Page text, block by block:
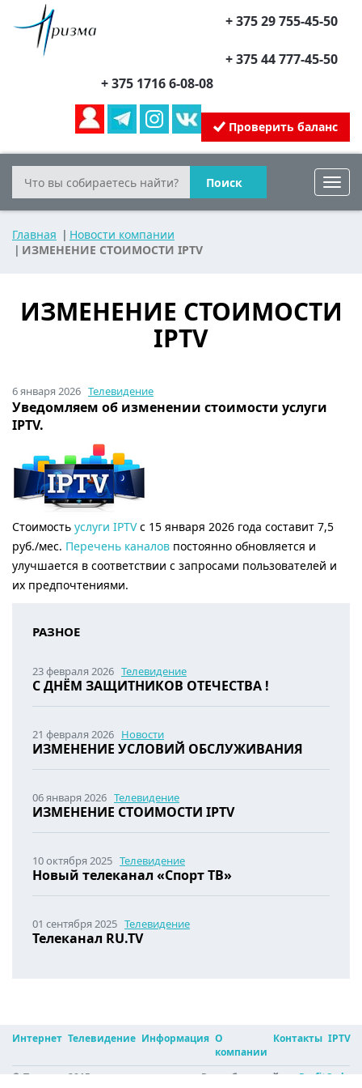
+ 375 29 755-45-50
+ 375 44 777-45-50
+ 375 1716 6-08-08
Проверить баланс
Поиск
Главная
Новости компании
ИЗМЕНЕНИЕ СТОИМОСТИ IPTV
ИЗМЕНЕНИЕ СТОИМОСТИ
IPTV
6 января 2026 Телевидение
Уведомляем об изменении стоимости услуги
IPTV.
Стоимость услуги IPTVс 15 января 2026 года составит 7,5
руб./мес. Перечень каналов постоянно обновляется и
улучшается в соответствии с запросами пользователей и
их предпочтениями.
РАЗНОЕ
23 февраля 2026 Телевидение
С ДНЁМ ЗАЩИТНИКОВ ОТЕЧЕСТВА !
21 февраля 2026 Новости
ИЗМЕНЕНИЕ УСЛОВИЙ ОБСЛУЖИВАНИЯ
06 января 2026 Телевидение
ИЗМЕНЕНИЕ СТОИМОСТИ IPTV
10 октября 2025 Телевидение
Новый телеканал «Спорт ТВ»
01 сентября 2025 Телевидение
Телеканал RU.TV
Интернет Телевидение Информация О
компании
Контакты IPTV
© Призма, 2015 Разработка сайта - ProfitCode